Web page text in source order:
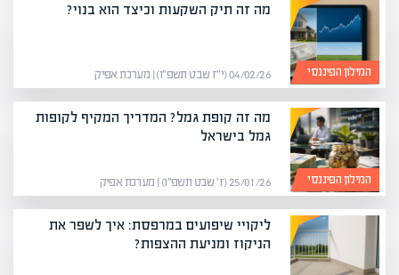
המילון הפיננסי
מה זה תיק השקעות וכיצד הוא בנוי?
04/02/26 (י״ז שבט תשפ״ו) | מערכת אפיק
המילון הפיננסי
מה זה קופת גמל? המדריך המקיף לקופות
גמל בישראל
25/01/26 (ז׳ שבט תשפ״ו) | מערכת אפיק
ליקויי שיפועים במרפסת: איך לשפר את
הניקוז ומניעת ההצפות?